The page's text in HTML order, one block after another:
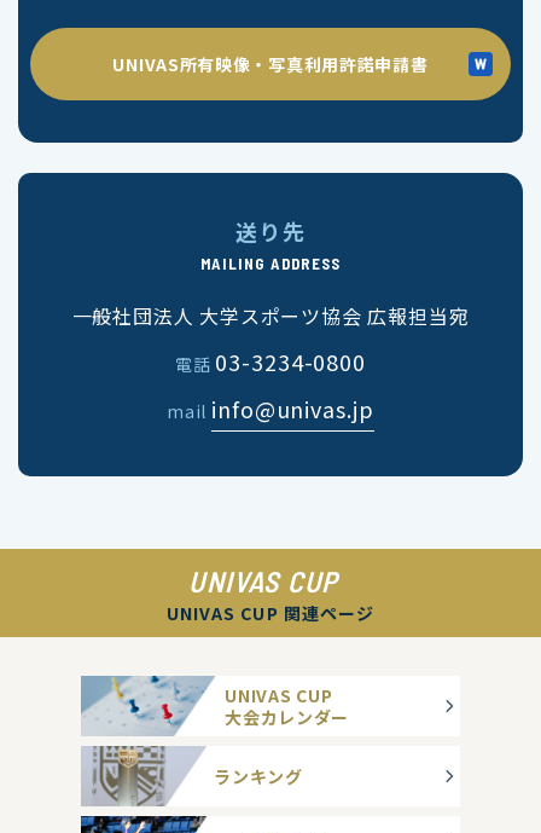
UNIVAS所有映像・写真利用許諾申請書
送り先
MAILING ADDRESS
一般社団法人 大学スポーツ協会 広報担当宛
電話 03-3234-0800
mail info@univas.jp
UNIVAS CUP
UNIVAS CUP 関連ページ
UNIVAS CUP
大会カレンダー
ランキング